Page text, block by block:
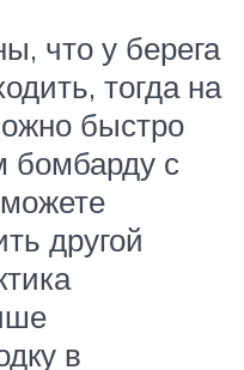
что у берега
тогда на
быстро
бомбарду с
другой
в